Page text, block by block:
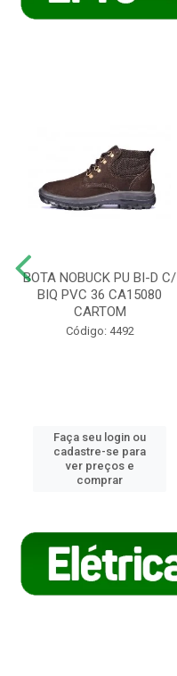
BOTA NOBUCK PU BI-D C/
BIQ PVC 36 CA15080
CARTOM
Código: 4492
Faça seu login ou
cadastre-se para
ver preços e
comprar